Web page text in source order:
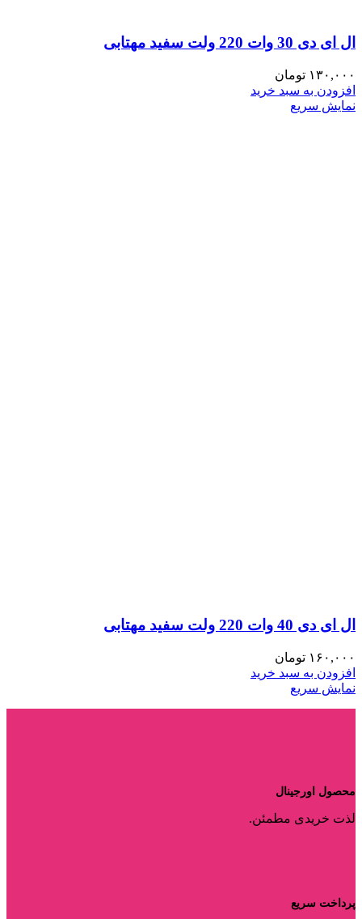
ال ای دی 30 وات 220 ولت سفید مهتابی
۱۳۰,۰۰۰ تومان
افزودن به سبد خرید
نمایش سریع
ال ای دی 40 وات 220 ولت سفید مهتابی
۱۶۰,۰۰۰ تومان
افزودن به سبد خرید
نمایش سریع
محصول اورجینال
لذت خریدی مطمئن.
پرداخت سریع